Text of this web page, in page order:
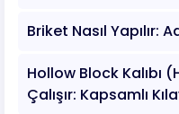
Briket Nasıl Yapılır:
Hollow Block Kalıbı
Çalışır: Kapsamlı